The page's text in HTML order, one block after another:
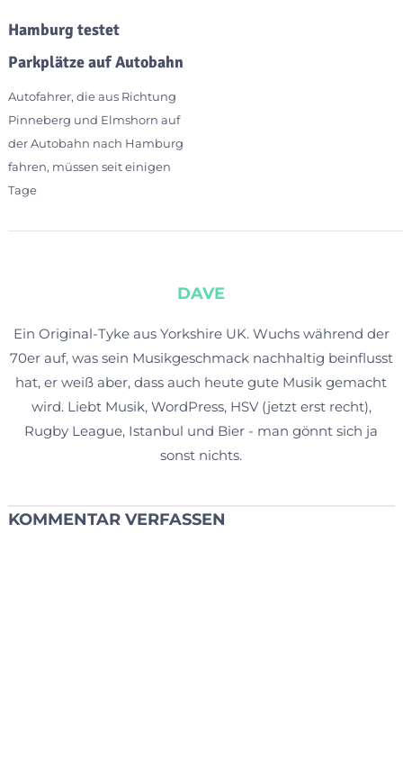
Hamburg testet
Parkplätze auf Autobahn
Autofahrer, die aus Richtung
Pinneberg und Elmshorn auf
der Autobahn nach Hamburg
fahren, müssen seit einigen
Tage
DAVE
Ein Original-Tyke aus Yorkshire UK. Wuchs während der
70er auf, was sein Musikgeschmack nachhaltig beinflusst
hat, er weiß aber, dass auch heute gute Musik gemacht
wird. Liebt Musik, WordPress, HSV (jetzt erst recht),
Rugby League, Istanbul und Bier - man gönnt sich ja
sonst nichts.
KOMMENTAR VERFASSEN